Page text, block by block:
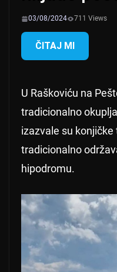
03/08/2024 711 Views
ČITAJ MI
U Raškoviću na
tradicionalno
izazvale su konjičke
tradicionalno
hipodromu.